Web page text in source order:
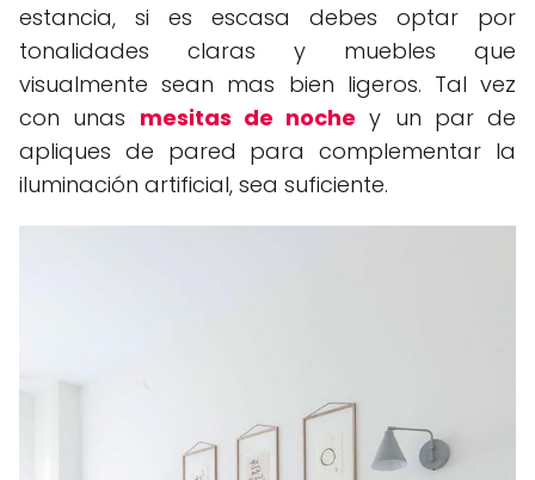
estancia, si es escasa debes optar por
tonalidades claras y muebles que
visualmente sean mas bien ligeros. Tal vez
con unas mesitas de noche y un par de
apliques de pared para complementar la
iluminación artificial, sea suficiente.